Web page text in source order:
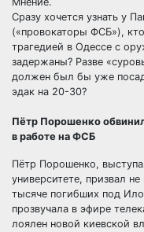
Сразу хочется узнать у
(«провокаторы ФСБ»),
трагедией в Одессе с
задержаны? Разве
должен был бы уже
эдак на 20-30?
Пётр Порошенко
в работе на ФСБ
Пётр Порошенко,
университете, призвал
тысяче погибших под
прозвучала в эфире
лоялен новой киевской